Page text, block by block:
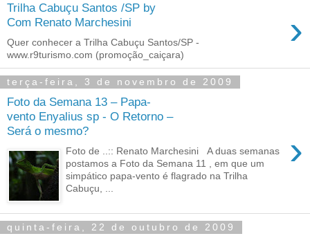
Trilha Cabuçu Santos /SP by
Com Renato Marchesini
›
Quer conhecer a Trilha Cabuçu Santos/SP -
www.r9turismo.com (promoção_caiçara)
terça-feira, 3 de novembro de 2009
Foto da Semana 13 – Papa-
vento Enyalius sp - O Retorno –
Será o mesmo?
›
Foto de ..:: Renato Marchesini A duas semanas
postamos a Foto da Semana 11 , em que um
simpático papa-vento é flagrado na Trilha
Cabuçu, ...
quinta-feira, 22 de outubro de 2009